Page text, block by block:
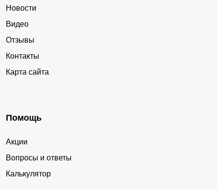
Новости
Видео
Отзывы
Контакты
Карта сайта
Помощь
Акции
Вопросы и ответы
Калькулятор